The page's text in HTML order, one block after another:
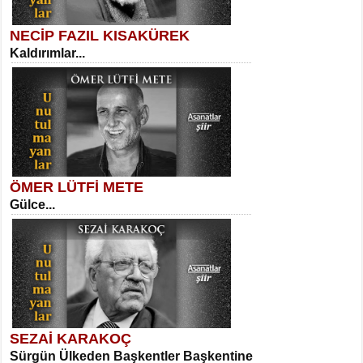
SELAHATTİN YILDIZ
İnsanın Zindanı...
MEHMET TAŞTAN
Vagon’da Bir Şairle...
SITKI CANEY
Necati Sarıca
Ben Kader Vurgunuyum Maria...
Sibel Orhan
İki Kırık Boşluk...
NECİP FAZIL KISAKÜREK
Kaldırımlar...
ÖMER LÜTFİ METE
Gülce...
SEZAİ KARAKOÇ
Sürgün Ülkeden Başkentler Başkentine